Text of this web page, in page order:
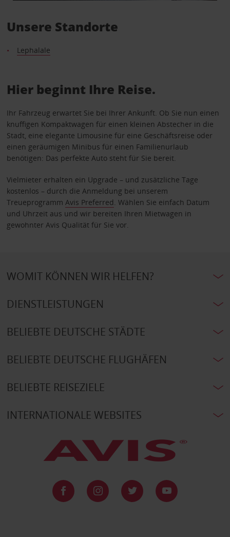
Unsere Standorte
Lephalale
Hier beginnt Ihre Reise.
Ihr Fahrzeug erwartet Sie bei Ihrer Ankunft. Ob Sie nun einen
knuffigen Kompaktwagen für einen kleinen Abstecher in die
Stadt, eine elegante Limousine für eine Geschäftsreise oder
einen geräumigen Minibus für einen Familienurlaub
benötigen: Das perfekte Auto steht für Sie bereit.
Vielmieter erhalten ein Upgrade – und zusätzliche Tage
kostenlos – durch die Anmeldung bei unserem
Treueprogramm Avis Preferred . Wählen Sie einfach Datum
und Uhrzeit aus und wir bereiten Ihren Mietwagen in
gewohnter Avis Qualität für Sie vor.
WOMIT KÖNNEN WIR HELFEN?
DIENSTLEISTUNGEN
BELIEBTE DEUTSCHE STÄDTE
BELIEBTE DEUTSCHE FLUGHÄFEN
BELIEBTE REISEZIELE
INTERNATIONALE WEBSITES